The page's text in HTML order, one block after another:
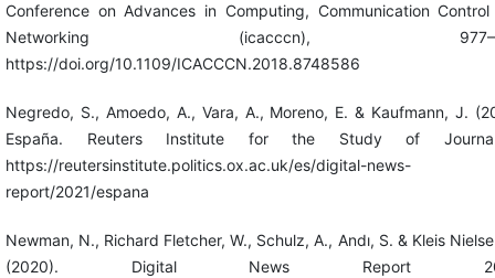
Conference on Advances in Computing, Communication
Networking (icacccn),
https://doi.org/10.1109/ICACCCN.2018.8748586
Negredo, S., Amoedo, A., Vara, A., Moreno, E. & Kaufmann, J.
España. Reuters Institute for the Study of
https://reutersinstitute.politics.ox.ac.uk/es/digital-news-
report/2021/espana
Newman, N., Richard Fletcher, W., Schulz, A., Andı, S. & Kleis
(2020). Digital News Report